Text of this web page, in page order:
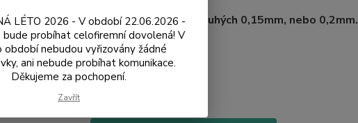
tvrzeného skla s tloušťkou pouhých 0,15mm, nebo 0,2mm.
9H.
LÉTO 2026 - V období 22.06.2026 -
bude probíhat celofiremní dovolená! V
nebudou vyřizovány žádné
ani nebude probíhat komunikace.
Děkujeme za pochopení.
Zavřít